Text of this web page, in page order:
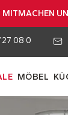
08 0
MÖBEL